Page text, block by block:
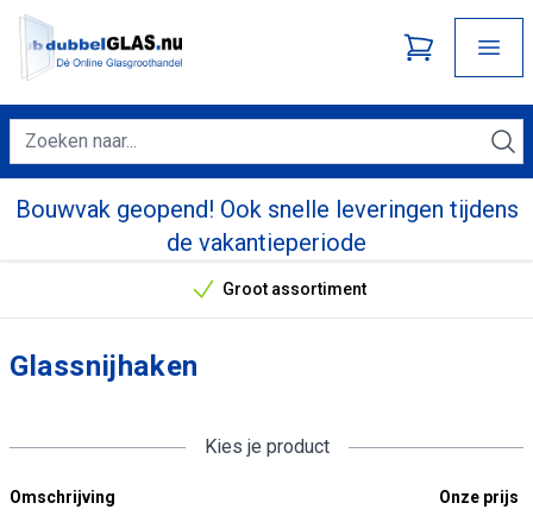
Bouwvak geopend! Ook snelle leveringen tijdens
de vakantieperiode
Onze unieke verkoopargumenten
Groot assortiment
Glassnijhaken
Kies je product
Omschrijving Onze prijs